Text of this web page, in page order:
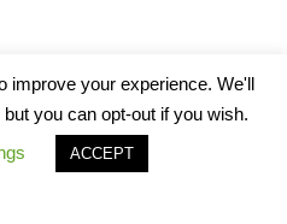
improve your experience. We'll
you can opt-out if you wish.
ACCEPT